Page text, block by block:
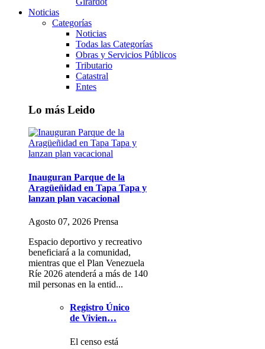
Noticias
Categorías
Noticias
Todas las Categorías
Obras y Servicios Públicos
Tributario
Catastral
Entes
Lo más Leido
Inauguran Parque de la
Aragüeñidad en Tapa Tapa y
lanzan plan vacacional
Agosto 07, 2026 Prensa
Espacio deportivo y recreativo
beneficiará a la comunidad,
mientras que el Plan Venezuela
Ríe 2026 atenderá a más de 140
mil personas en la entid...
Registro Único
de Vivien…
El censo está